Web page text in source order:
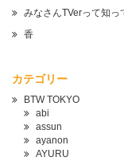
みなさんTVerって知っ
香
カテゴリー
BTW TOKYO
abi
assun
ayanon
AYURU